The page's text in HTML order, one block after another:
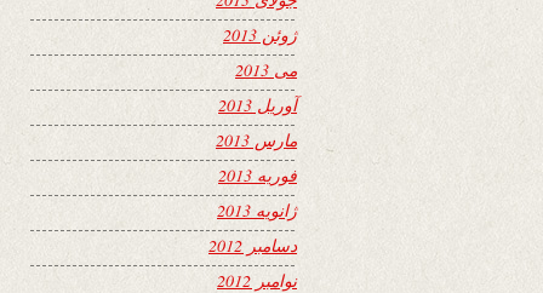
ژوئن 2013
می 2013
آوریل 2013
مارس 2013
فوریه 2013
ژانویه 2013
دسامبر 2012
نوامبر 2012